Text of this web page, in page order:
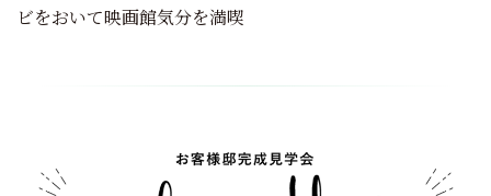
ビをおいて映画館気分を満喫